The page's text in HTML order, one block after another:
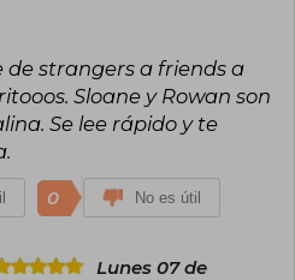
de strangers a friends a
Sloane y Rowan son
Se lee rápido y te
0 No es útil
Lunes 07 de